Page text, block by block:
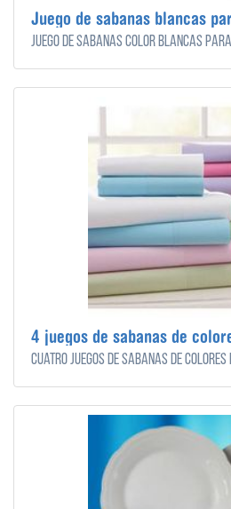
Juego de sabanas blancas
Juego de sabanas color blancas
4 juegos de sabanas de
Cuatro juegos de sabanas de